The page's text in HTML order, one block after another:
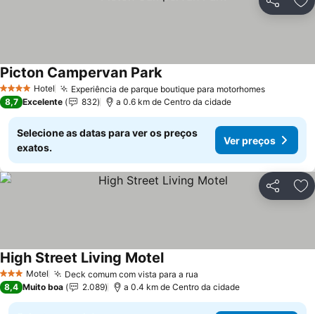
Partilhar
4 EstrelasHotel Experiência de parque boutique para motorhomes
Picton Campervan Park
8,7 Excelente 832 a 0.6 km de Centro da cidade
Selecione as datas para ver os preços
exatos.
Ver preços
Partilhar
3 EstrelasMotel Deck comum com vista para a rua
High Street Living Motel
8,4 Muito boa 2.089 a 0.4 km de Centro da cidade